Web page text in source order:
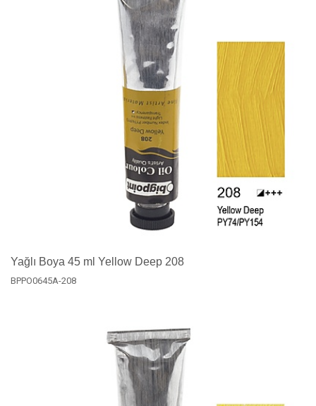
Yağlı Boya 45 ml Yellow Deep 208
BPPO0645A-208